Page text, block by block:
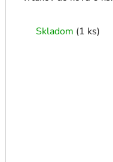
Skladom (1 ks)